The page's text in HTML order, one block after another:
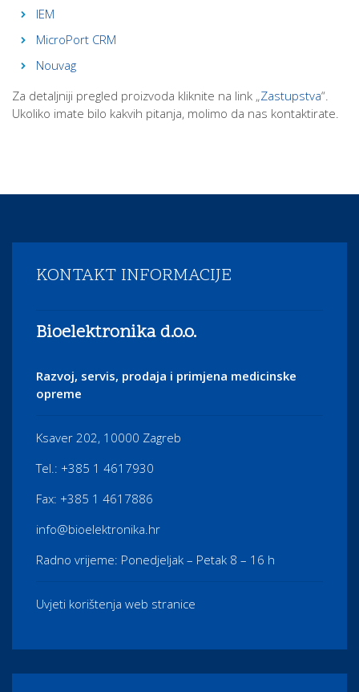
IEM
MicroPort CRM
Nouvag
Za detaljniji pregled proizvoda kliknite na link „Zastupstva“.
Ukoliko imate bilo kakvih pitanja, molimo da nas kontaktirate.
KONTAKT INFORMACIJE
Bioelektronika d.o.o.
Razvoj, servis, prodaja i primjena medicinske
opreme
Ksaver 202, 10000 Zagreb
Tel.: +385 1 4617930
Fax: +385 1 4617886
info@bioelektronika.hr
Radno vrijeme: Ponedjeljak – Petak 8 – 16 h
Uvjeti korištenja web stranice